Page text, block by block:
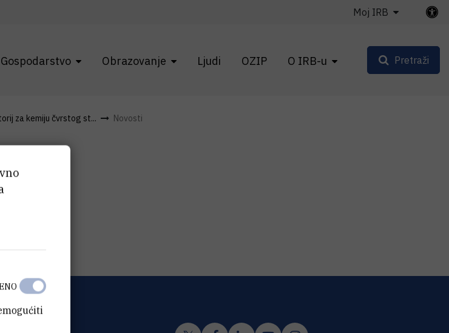
Gospodarstvo Obrazovanje Ljudi OZIP O IRB-u
Moj IRB
Pretraži
za kemiju čvrstog st... Novosti